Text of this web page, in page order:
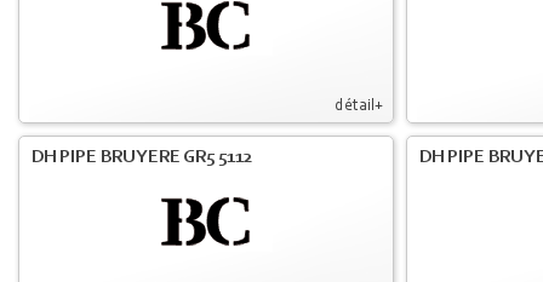
détail+
DH PIPE BRUYERE GR5 5112 DH PIPE